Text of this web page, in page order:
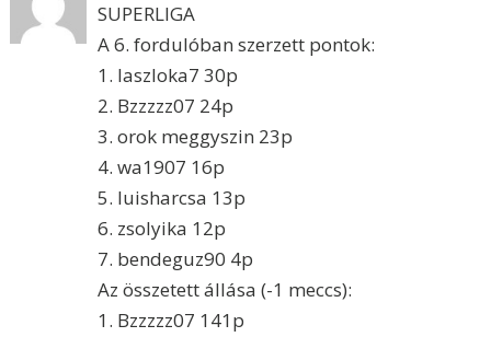
SUPERLIGA
A 6. fordulóban szerzett pontok:
1. laszloka7 30p
2. Bzzzzz07 24p
3. orok meggyszin 23p
4. wa1907 16p
5. luisharcsa 13p
6. zsolyika 12p
7. bendeguz90 4p
Az összetett állása (-1 meccs):
1. Bzzzzz07 141p